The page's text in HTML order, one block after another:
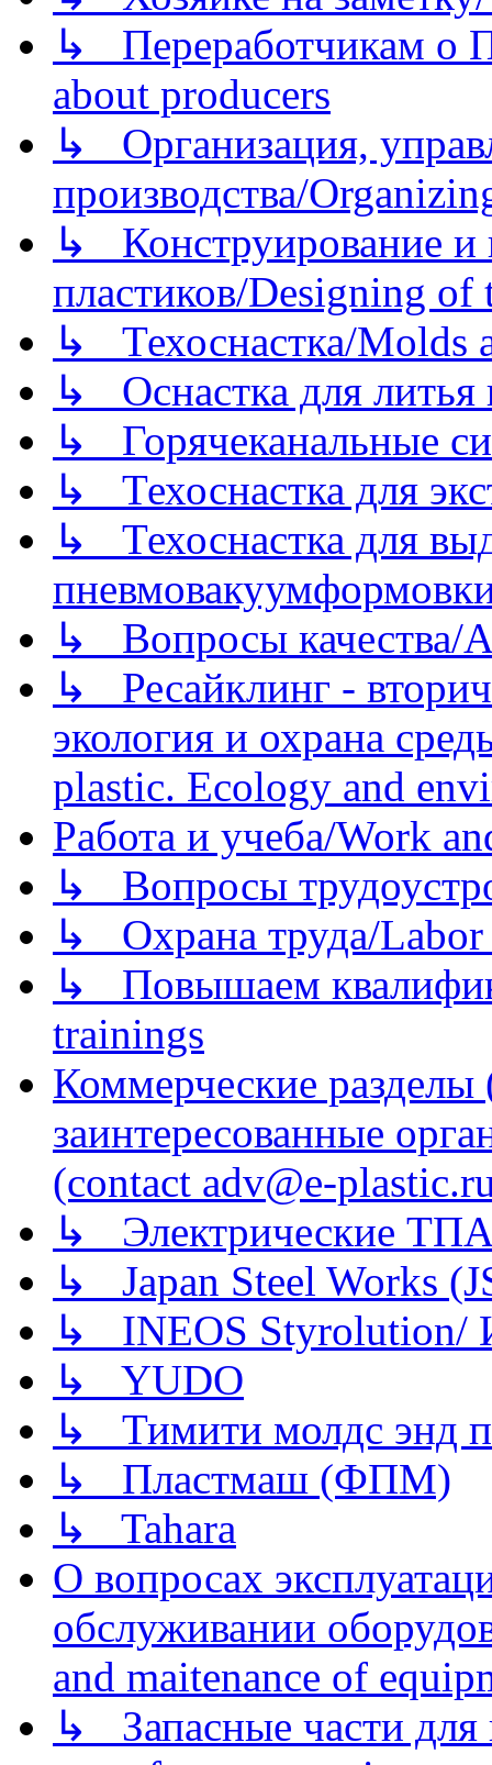
↳ Переработчикам о
about producers
↳ Организация,
производства/
↳ Конструирование и
пластиков/Designing of
↳ Техоснастка/Molds
↳ Оснастка для литья
↳ Горячеканальные
↳ Техоснастка для
↳ Техоснастка для
↳ Вопросы качества/
↳ Ресайклинг -
экология и охрана
plastic. Ecology and
Работа и учеба/Work
↳ Вопросы
↳ Охрана труда/Labor
↳ Повышаем
trainings
Коммерческие
заинтересованные
(contact adv@e-
↳ Электрические
↳ Japan Steel Works
↳ INEOS
↳ YUDO
↳ Тимити молдс энд
↳ Пластмаш (ФПМ)
↳ Tahara
О вопросах
обслуживании
and maitenance of
↳ Запасные части для